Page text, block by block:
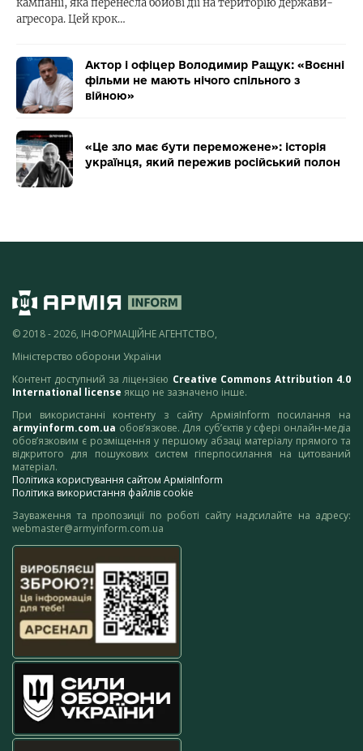
агресора. Цей крок…
Актор і офіцер Володимир Ращук: «Воєнні
фільми не мають нічого спільного з
війною»
«Це зло має бути переможене»: історія
українця, який пережив російський полон
© 2018 - 2026, ІНФОРМАЦІЙНЕ АГЕНТСТВО,
Міністерство оборони України
Контент доступний за ліцензією Creative Commons Attribution 4.0
International license якщо не зазначено інше.
При використанні контенту з сайту АрміяInform посилання на
armyinform.com.ua обов’язкове. Для суб’єктів у сфері онлайн-медіа
обов’язковим є розміщення у першому абзаці матеріалу прямого та
відкритого для пошукових систем гіперпосилання на цитований
матеріал.
Політика користування сайтом АрміяInform
Політика використання файлів cookie
Зауваження та пропозиції по роботі сайту надсилайте на адресу:
webmaster@armyinform.com.ua